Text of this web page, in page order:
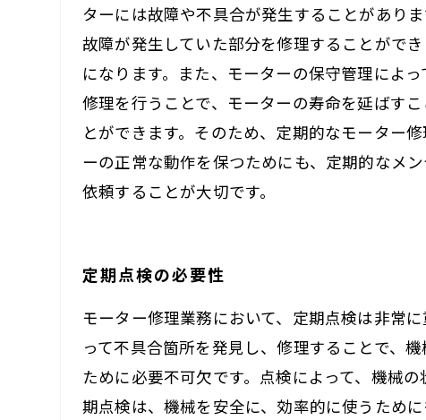
ターには故障や不具合が発生することがあり
故障が発生していた部分を修理することがで
になります。また、モーターの保守管理によ
修理を行うことで、モーターの寿命を延ばす
とができます。そのため、定期的なモーター
ーの正常な動作を保つためにも、定期的なメ
依頼することが大切です。
定期点検の必要性
モーター修理業務において、定期点検は非常
って不具合箇所を発見し、修理することで、
ために必要不可欠です。点検によって、機械
期点検は、機械を安全に、効率的に使うため